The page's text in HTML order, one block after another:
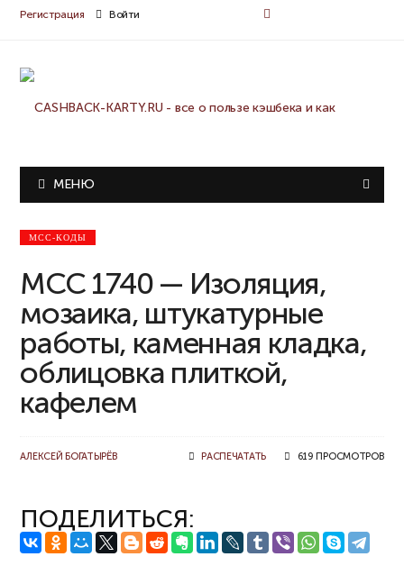
Регистрация Войти
МЕНЮ
MCC-КОДЫ
MCC 1740 — Изоляция,
мозаика, штукатурные
работы, каменная кладка,
облицовка плиткой,
кафелем
АЛЕКСЕЙ БОГАТЫРЁВ 619 ПРОСМОТРОВ
РАСПЕЧАТАТЬ
ПОДЕЛИТЬСЯ: